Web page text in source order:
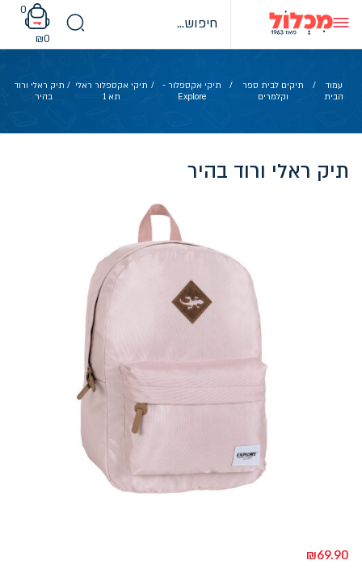
content
0
₪0
עמוד
הבית
/
תיקים לבית ספר
וקלמרים
/
תיקי אקספלור -
Explore
/ תיקי אקספלור ראלי
תא 1
/ תיק ראלי ורוד
בהיר
תיק ראלי ורוד בהיר
₪69.90